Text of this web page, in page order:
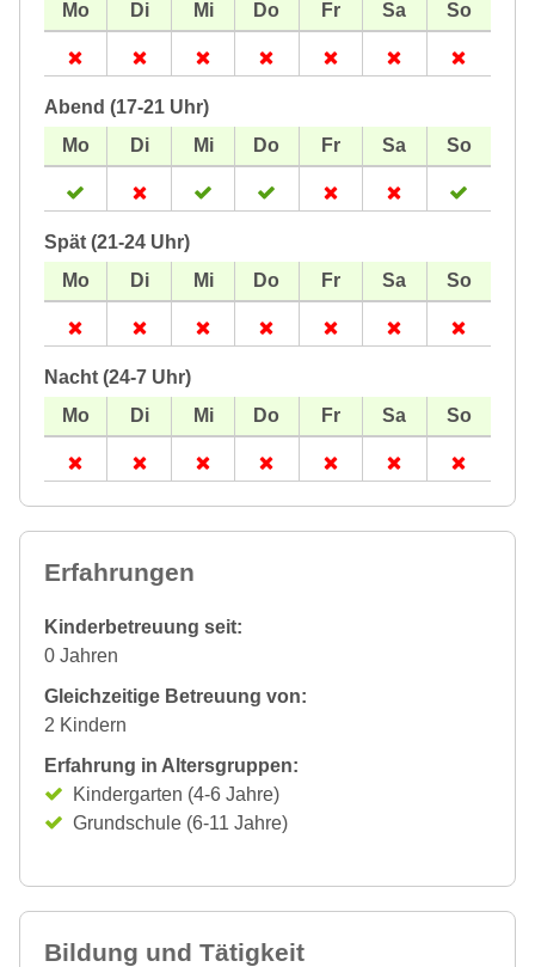
Abend (17-21 Uhr)
Spät (21-24 Uhr)
Nacht (24-7 Uhr)
Erfahrungen
Kinderbetreuung seit:
0 Jahren
Gleichzeitige Betreuung von:
2 Kindern
Erfahrung in Altersgruppen:
Kindergarten (4-6 Jahre)
Grundschule (6-11 Jahre)
Bildung und Tätigkeit